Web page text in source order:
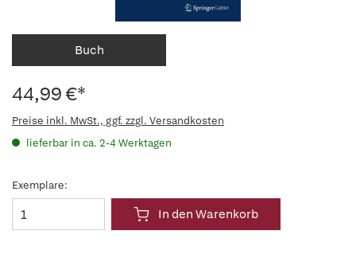
Buch
44,99 €*
Preise inkl. MwSt., ggf. zzgl. Versandkosten
lieferbar in ca. 2-4 Werktagen
Exemplare:
In den Warenkorb